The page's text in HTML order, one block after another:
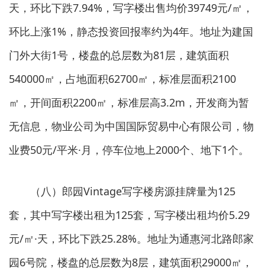
天，环比下跌7.94%，写字楼出售均价39749元/㎡，
环比上涨1%，静态投资回报率约为4年。地址为建国
门外大街1号，楼盘的总层数为81层，建筑面积
540000㎡，占地面积62700㎡，标准层面积2100
㎡，开间面积2200㎡，标准层高3.2m，开发商为暂
无信息，物业公司为中国国际贸易中心有限公司，物
业费50元/平米·月，停车位地上2000个、地下1个。
（八）郎园Vintage写字楼房源挂牌量为125
套，其中写字楼出租为125套，写字楼出租均价5.29
元/㎡·天，环比下跌25.28%。地址为通惠河北路郎家
园6号院，楼盘的总层数为8层，建筑面积29000㎡，